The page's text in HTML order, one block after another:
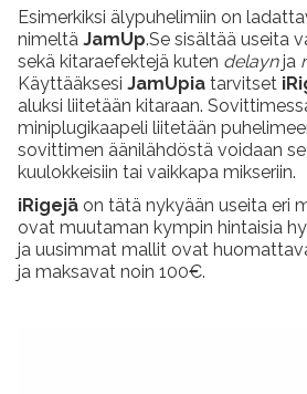
Esimerkiksi älypuhelimiin on
nimeltä JamUp.Se sisältää useita
sekä kitaraefektejä kuten delaynja
Käyttääksesi JamUpia tarvitset
aluksi liitetään kitaraan.
miniplugikaapeli liitetään
sovittimen äänilähdöstä voidaan
kuulokkeisiin tai vaikkapa mikseriin.
iRigejä on tätä nykyään useita eri
ovat muutaman kympin hintaisia
ja uusimmat mallit ovat
ja maksavat noin 100€.